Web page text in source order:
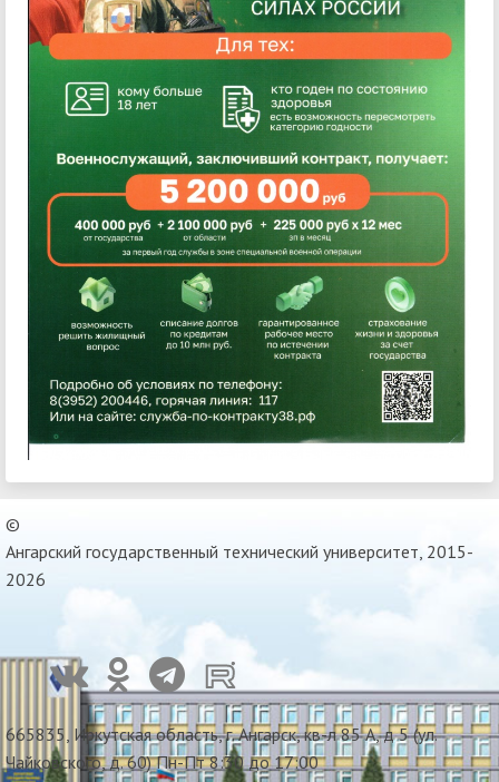
©
Ангарский государственный технический университет, 2015-
2026
665835, Иркутская область, г. Ангарск, кв-л 85 А, д 5 (ул.
Чайковского, д. 60) Пн-Пт 8:30 до 17:00